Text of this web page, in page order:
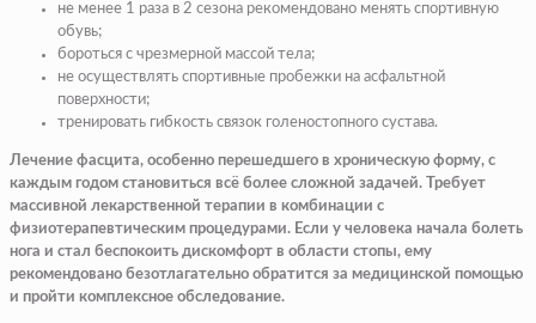
не менее 1 раза в 2 сезона рекомендовано менять спортивную
обувь;
бороться с чрезмерной массой тела;
не осуществлять спортивные пробежки на асфальтной
поверхности;
тренировать гибкость связок голеностопного сустава.
Лечение фасцита, особенно перешедшего в хроническую форму, с
каждым годом становиться всё более сложной задачей. Требует
массивной лекарственной терапии в комбинации с
физиотерапевтическим процедурами. Если у человека начала болеть
нога и стал беспокоить дискомфорт в области стопы, ему
рекомендовано безотлагательно обратится за медицинской помощью
и пройти комплексное обследование.